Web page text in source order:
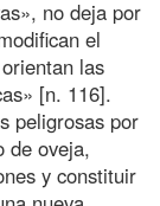
no deja por
el
las
[n. 116].
peligrosas por
de oveja,
y constituir